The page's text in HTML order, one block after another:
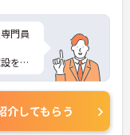
門員
を運
り、
す☆
んの
介してもらう